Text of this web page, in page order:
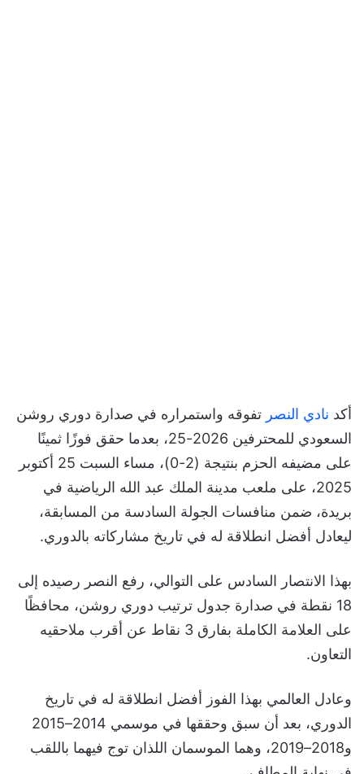
أكد نادي النصر تفوقه واستمراره في صدارة دوري روشن
السعودي للمحترفين 2026-25، بعدما حقق فوزًا ثمينًا
على مضيفه الحزم بنتيجة (2-0)، مساء السبت 25 أكتوبر
2025، على ملعب مدينة الملك عبد الله الرياضية في
بريدة، ضمن منافسات الجولة السادسة من المسابقة،
ليعادل أفضل انطلاقة له في تاريخ مشاركاته بالدوري.
بهذا الانتصار السادس على التوالي، رفع النصر رصيده إلى
18 نقطة في صدارة جدول ترتيب دوري روشن، محافظًا
على العلامة الكاملة بفارق 3 نقاط عن أقرب ملاحقيه
التعاون.
وعادل العالمي بهذا الفوز أفضل انطلاقة له في تاريخ
الدوري، بعد أن سبق وحققها في موسمي 2014–2015
و2018–2019، وهما الموسمان اللذان توج فيهما باللقب